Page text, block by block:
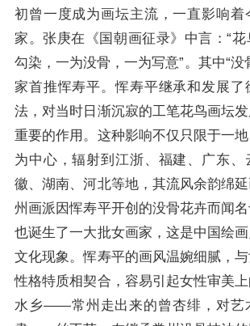
初曾一度成为画坛主流，一直影响着
家。张庚在《国朝画征录》中言：“
勾染，一为没骨，一为写意”。其中“没
家首推恽寿平。恽寿平继承和发展了
法，对当时日渐沉寂的工笔花鸟画坛
重要的作用。这种影响不仅只限于一
为中心，辐射到江浙、福建、广东、
徽、湖南、河北等地，其流风余韵绵
州画派因恽寿平开创的没骨花卉而闻
也诞生了一大批女画家，这是中国绘
文化现象。恽寿平的画风温婉细腻，
性格特质相契合，容易引起女性审美
水乡——常州走出来的曾杏绯，对艺